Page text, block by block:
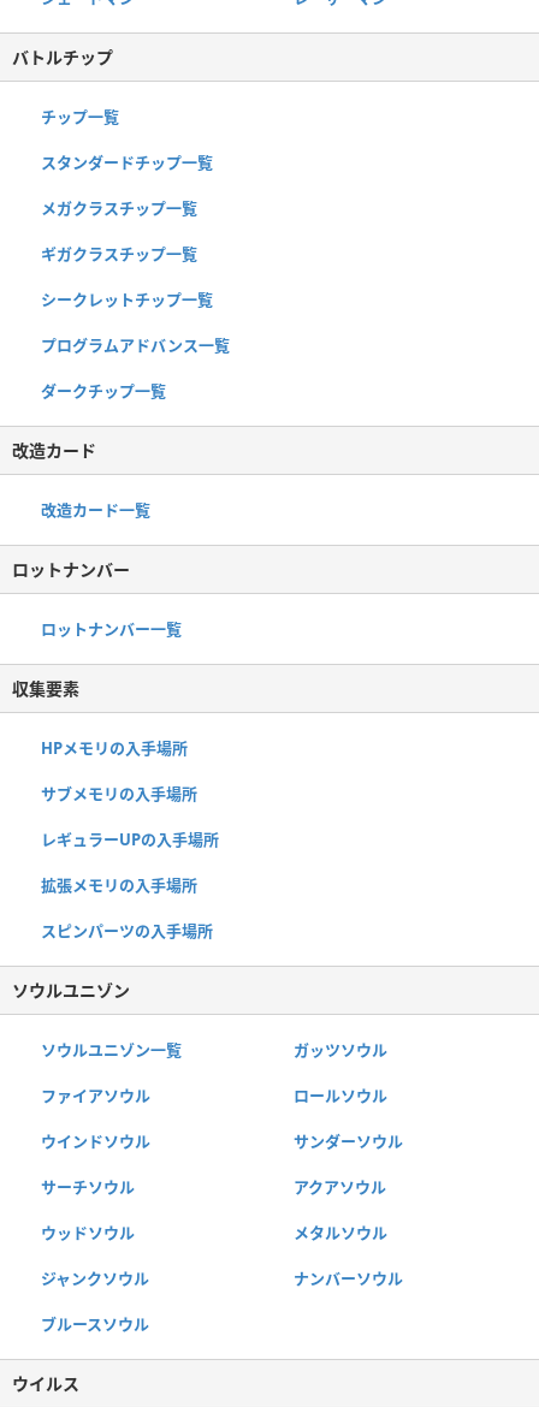
バトルチップ
チップ一覧
スタンダードチップ一覧
メガクラスチップ一覧
ギガクラスチップ一覧
シークレットチップ一覧
プログラムアドバンス一覧
ダークチップ一覧
改造カード
改造カード一覧
ロットナンバー
ロットナンバー一覧
収集要素
HPメモリの入手場所
サブメモリの入手場所
レギュラーUPの入手場所
拡張メモリの入手場所
スピンパーツの入手場所
ソウルユニゾン
ソウルユニゾン一覧 ガッツソウル
ファイアソウル ロールソウル
ウインドソウル サンダーソウル
サーチソウル アクアソウル
ウッドソウル メタルソウル
ジャンクソウル ナンバーソウル
ブルースソウル
ウイルス